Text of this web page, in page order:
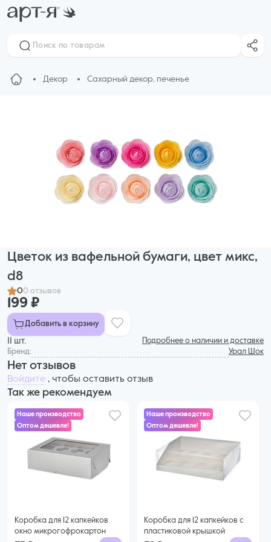
Декор Сахарный декор, печенье
Цветок из вафельной бумаги, цвет микс,
d8
00 отзывов
199 ₽
Добавить в корзину
11 шт.
Подробнее о наличии и доставке
Бренд:
Урал Шок
Нет отзывов
Войдите , чтобы оставить отзыв
Так же рекомендуем
Наше производство
Оптом дешевле!
Коробка для 12 капкейков
окно микрогофрокартон
73 ₽
60 ₽ за шт. при заказе от 25 шт.
Купить оптом
Наше производство
Оптом дешевле!
Коробка для 12 капкейков с
пластиковой крышкой
72 ₽
68 ₽ за шт. при заказе от 50 шт.
Купить оптом